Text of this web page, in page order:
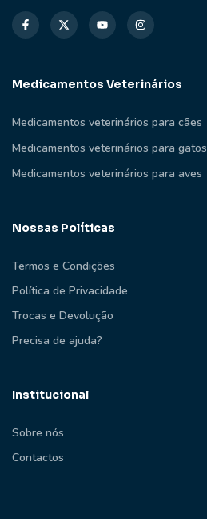
Medicamentos Veterinários
Medicamentos veterinários para cães
Medicamentos veterinários para gatos
Medicamentos veterinários para aves
Nossas Políticas
Termos e Condições
Política de Privacidade
Trocas e Devolução
Precisa de ajuda?
Institucional
Sobre nós
Contactos